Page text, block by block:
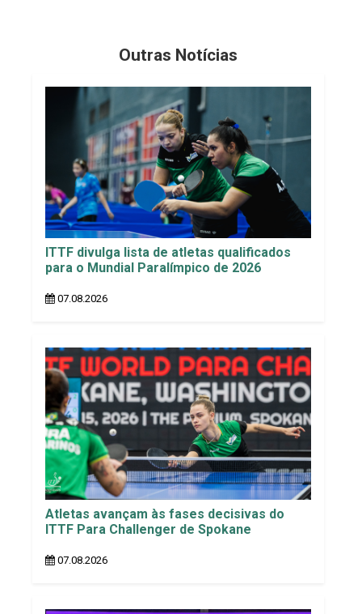
Outras Notícias
ITTF divulga lista de atletas qualificados
para o Mundial Paralímpico de 2026
07.08.2026
Atletas avançam às fases decisivas do
ITTF Para Challenger de Spokane
07.08.2026